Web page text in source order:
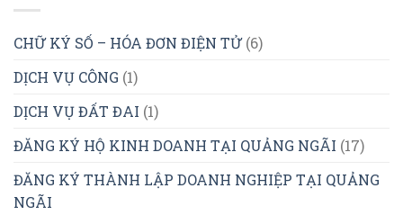
CHỮ KÝ SỐ – HÓA ĐƠN ĐIỆN TỬ(6)
DỊCH VỤ CÔNG (1)
DỊCH VỤ ĐẤT ĐAI (1)
ĐĂNG KÝ HỘ KINH DOANH TẠI QUẢNG NGÃI (17)
ĐĂNG KÝ THÀNH LẬP DOANH NGHIỆP TẠI QUẢNG
NGÃI